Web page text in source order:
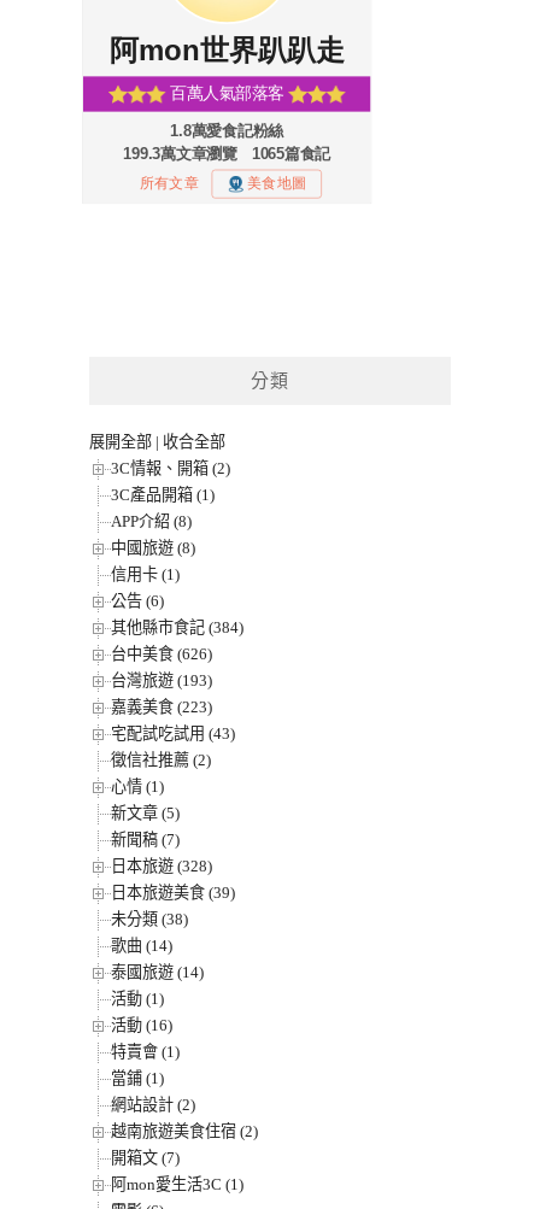
分類
展開全部 | 收合全部
3C情報、開箱 (2)
3C產品開箱 (1)
APP介紹 (8)
中國旅遊 (8)
信用卡 (1)
公告 (6)
其他縣市食記 (384)
台中美食 (626)
台灣旅遊 (193)
嘉義美食 (223)
宅配試吃試用 (43)
徵信社推薦 (2)
心情 (1)
新文章 (5)
新聞稿 (7)
日本旅遊 (328)
日本旅遊美食 (39)
未分類 (38)
歌曲 (14)
泰國旅遊 (14)
活動 (1)
活動 (16)
特賣會 (1)
當鋪 (1)
網站設計 (2)
越南旅遊美食住宿 (2)
開箱文 (7)
阿mon愛生活3C (1)